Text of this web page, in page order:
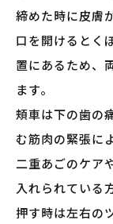
締めた時に皮膚
口を開けるとく
置にあるため、
ます。
頬車は下の歯の
む筋肉の緊張に
二重あごのケア
入れられている
押す時は左右の